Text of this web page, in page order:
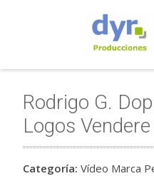
Rodrigo G.
Logos Vendere
Categoría: Vídeo Marca